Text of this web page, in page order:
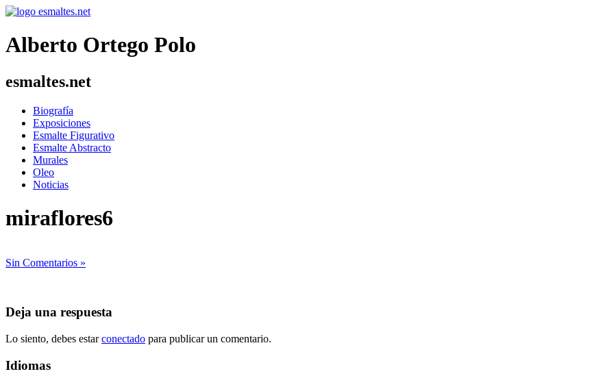
Alberto Ortego Polo
esmaltes.net
Biografía
Exposiciones
Esmalte Figurativo
Esmalte Abstracto
Murales
Oleo
Noticias
miraflores6
Sin Comentarios »
Deja una respuesta
Lo siento, debes estarconectado para publicar un comentario.
Idiomas